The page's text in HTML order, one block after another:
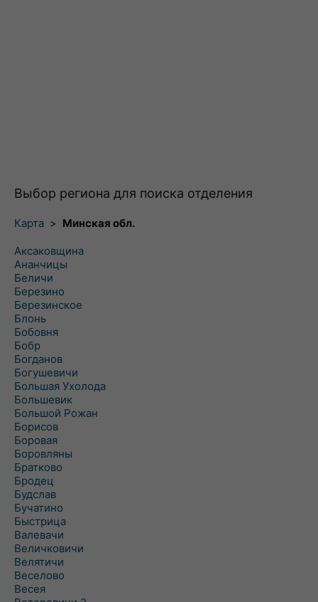
Выбор региона для поиска отделения
Карта > Минская обл.
Аксаковщина
Ананчицы
Беличи
Березино
Березинское
Блонь
Бобовня
Бобр
Богданов
Богушевичи
Большая Ухолода
Большевик
Большой Рожан
Борисов
Боровая
Боровляны
Братково
Бродец
Будслав
Бучатино
Быстрица
Валевачи
Величковичи
Велятичи
Веселово
Весея